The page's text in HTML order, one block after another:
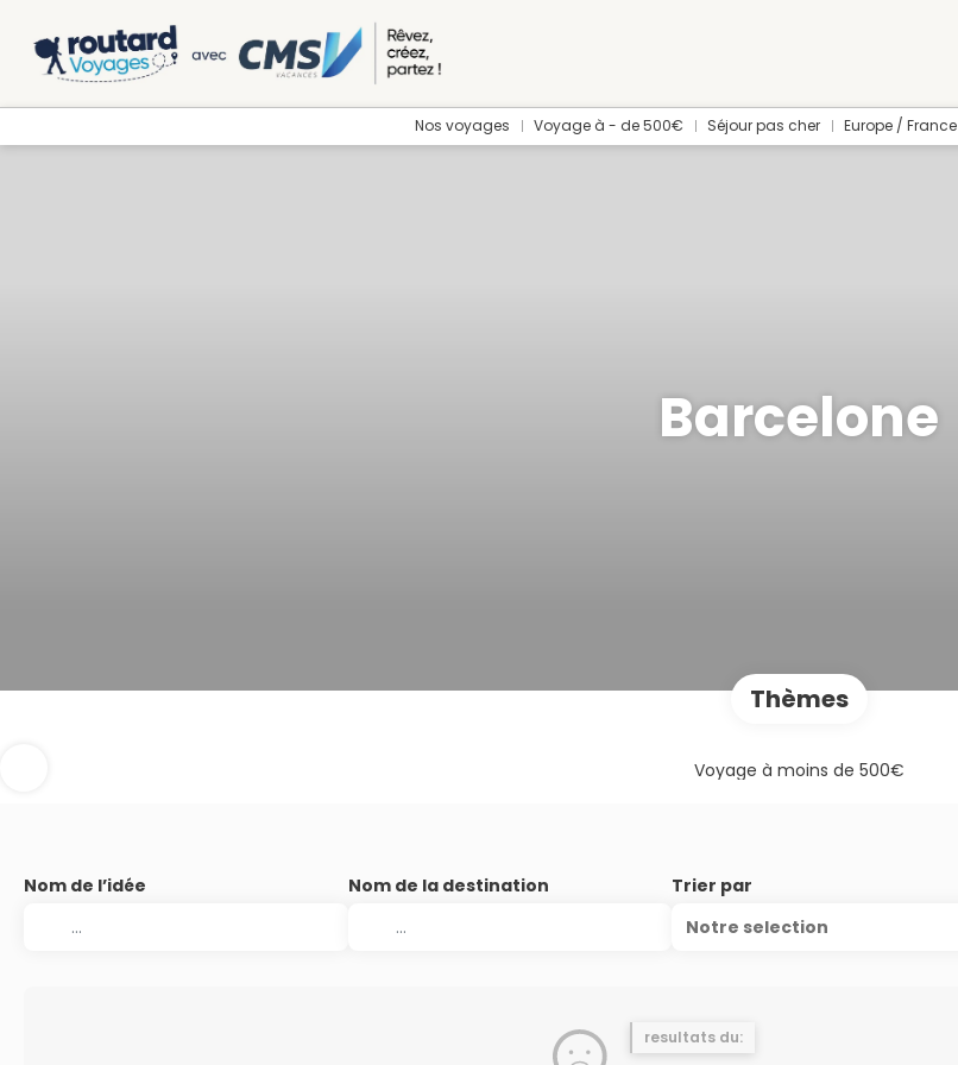
Nos voyages Voyage à - de 500€ Séjour pas cher Europe / France
Barcelone
Thèmes
Voyage à moins de 500€
Nom de l’idée Nom de la destination
Trier par
Notre selection
resultats du: